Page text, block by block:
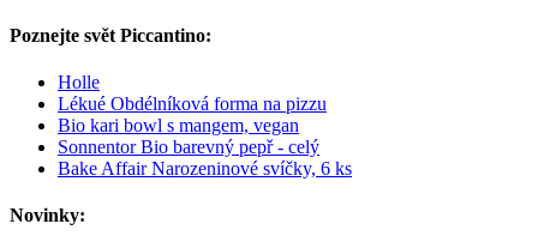
Poznejte svět Piccantino:
Holle
Lékué Obdélníková forma na pizzu
Bio kari bowl s mangem, vegan
Sonnentor Bio barevný pepř - celý
Bake Affair Narozeninové svíčky, 6 ks
Novinky: